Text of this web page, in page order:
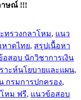
าษณ์ !!!
ทรวงกลาโหม, แนว
าดไทย, สรุปเนื้อหา
อสอบ นักวิชาการเงิน
าะห์นโยบายและแผน,
กรมการปกครอง,
หม ฟรี, แนวข้อสอบ